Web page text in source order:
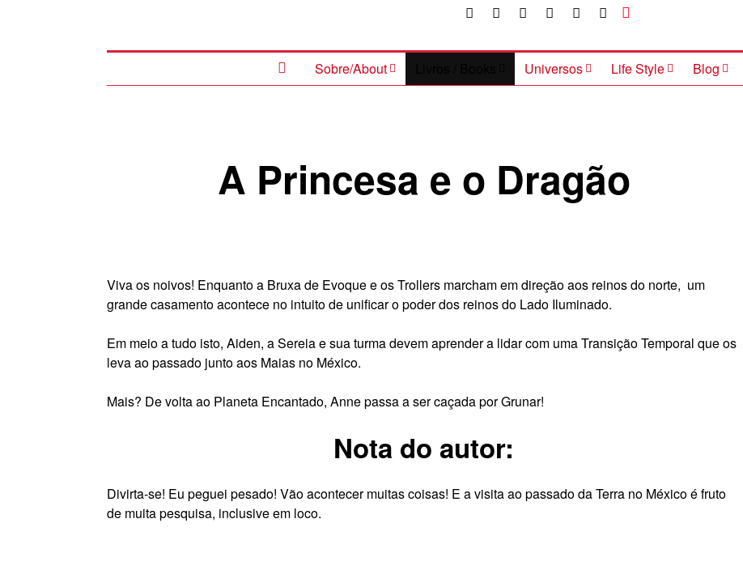
Sobre/About Universos Life Style Blog
A Princesa e o Dragão
Viva os noivos! Enquanto a Bruxa de Evoque e os Trollers marcham em direção aos reinos do norte, um
grande casamento acontece no intuito de unificar o poder dos reinos do Lado Iluminado.
Em meio a tudo isto, Aiden, a Sereia e sua turma devem aprender a lidar com uma Transição Temporal que os
leva ao passado junto aos Maias no México.
Mais? De volta ao Planeta Encantado, Anne passa a ser caçada por Grunar!
Nota do autor:
Divirta-se! Eu peguei pesado! Vão acontecer muitas coisas! E a visita ao passado da Terra no México é fruto
de muita pesquisa, inclusive em loco.